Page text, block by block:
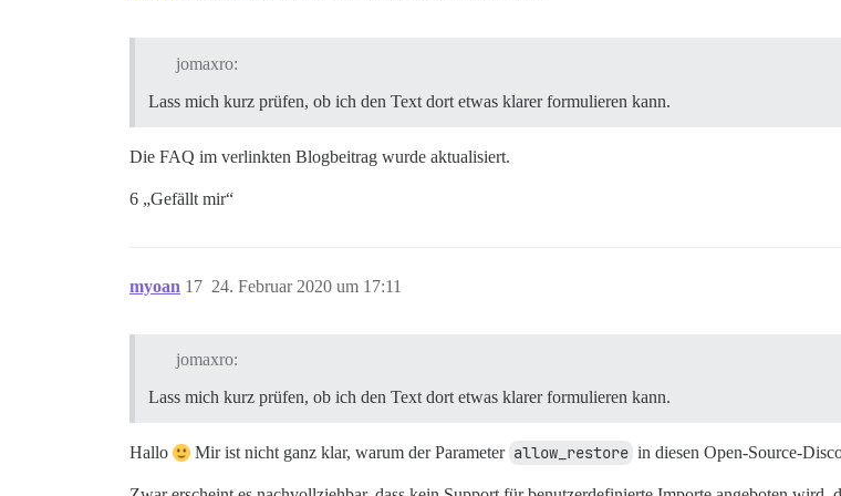
jomaxro:
Lass mich kurz prüfen, ob ich den Text dort etwas klarer formulieren kann.
Die FAQ im verlinkten Blogbeitrag wurde aktualisiert.
6 „Gefällt mir“
myoan 24. Februar 2020 um 17:11
17
jomaxro:
Lass mich kurz prüfen, ob ich den Text dort etwas klarer formulieren kann.
Hallo Mir ist nicht ganz klar, warum der Parameter allow_restore in diesen Open-Source-